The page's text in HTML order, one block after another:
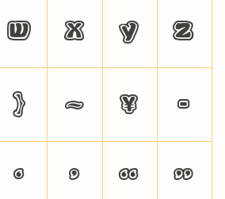
w x y z
} ~ ¥ ‐
‘ ’ “ ”